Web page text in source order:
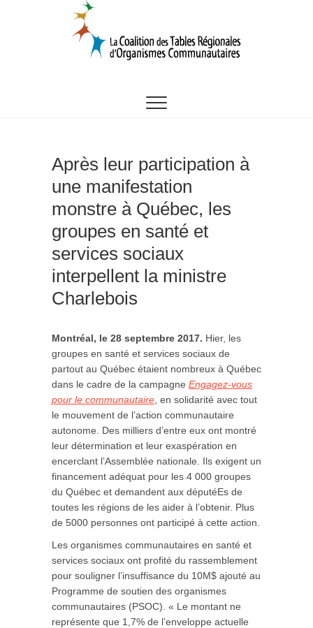
Après leur participation à
une manifestation
monstre à Québec, les
groupes en santé et
services sociaux
interpellent la ministre
Charlebois
Montréal, le 28 septembre 2017. Hier, les
groupes en santé et services sociaux de
partout au Québec étaient nombreux à Québec
dans le cadre de la campagne Engagez-vous
pour le communautaire , en solidarité avec tout
le mouvement de l’action communautaire
autonome. Des milliers d’entre eux ont montré
leur détermination et leur exaspération en
encerclant l’Assemblée nationale. Ils exigent un
financement adéquat pour les 4 000 groupes
du Québec et demandent aux députéEs de
toutes les régions de les aider à l’obtenir. Plus
de 5000 personnes ont participé à cette action.
Les organismes communautaires en santé et
services sociaux ont profité du rassemblement
pour souligner l’insuffisance du 10M$ ajouté au
Programme de soutien des organismes
communautaires (PSOC). « Le montant ne
représente que 1,7% de l’enveloppe actuelle